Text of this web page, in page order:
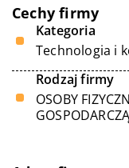
Cechy firmy
Kategoria
Technologia i
Rodzaj firmy
OSOBY
GOSPODARCZĄ